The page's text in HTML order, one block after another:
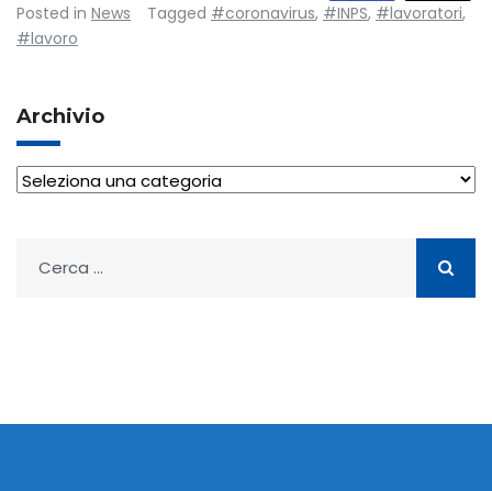
Posted in News Tagged #coronavirus, #INPS, #lavoratori,
#lavoro
Archivio
Archivio
per: